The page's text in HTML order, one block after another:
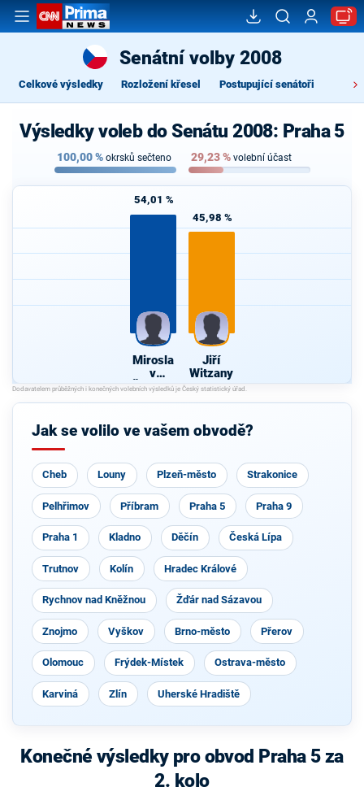
Senátní volby 2008
Celkové výsledky Rozložení křesel Postupující senátoři
Výsledky voleb do Senátu 2008: Praha 5
100,00% okrsků sečteno 29,23% volební účast
54,01 %
Mirosla
v
Škaloud
45,98 %
Jiří
Witzany
Jak se volilo ve vašem obvodě?
Cheb Louny Plzeň-město Strakonice
Pelhřimov Příbram Praha 5 Praha 9
Praha 1 Kladno Děčín Česká Lípa
Trutnov Kolín Hradec Králové
Rychnov nad Kněžnou Žďár nad Sázavou
Znojmo Vyškov Brno-město Přerov
Olomouc Frýdek-Místek Ostrava-město
Karviná Zlín Uherské Hradiště
Konečné výsledky pro obvod Praha 5 za
2. kolo